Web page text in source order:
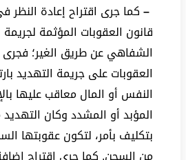
–
قانون العقوبات المؤثمة لجريمة
الشفاهي عن طريق الغير؛ فجرى
العقوبات على جريمة التهديد
النفس أو المال معاقب عليها
المؤبد أو المشدد وكان
بتكليف بأمر، لتكون عقوبتها